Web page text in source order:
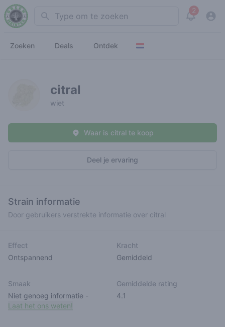
Search 2
View
Zoeken Deals Ontdek
citral
wiet
Deel je ervaring
Waar is citral te koop
Strain informatie
Door gebruikers verstrekte informatie over citral
Effect
Ontspannend
Kracht
Gemiddeld
Smaak
Niet genoeg informatie -
Laat het ons weten!
Gemiddelde rating
4.1